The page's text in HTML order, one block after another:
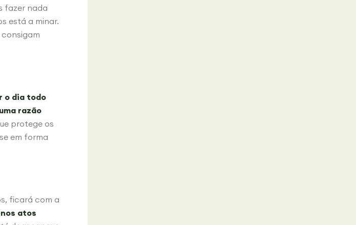
fazer nada
está a minar.
consigam
o dia todo
razão
protege os
em forma
ficará com a
atos